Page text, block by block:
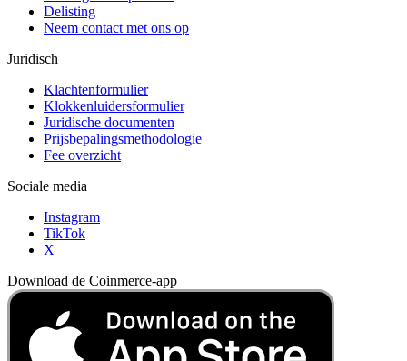
Delisting
Neem contact met ons op
Juridisch
Klachtenformulier
Klokkenluidersformulier
Juridische documenten
Prijsbepalingsmethodologie
Fee overzicht
Sociale media
Instagram
TikTok
X
Download de Coinmerce-app